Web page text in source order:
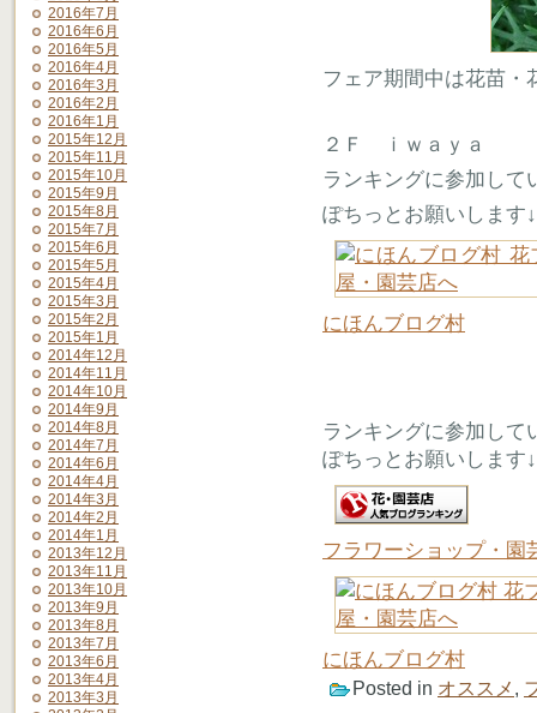
2016年7月
2016年6月
2016年5月
2016年4月
2016年3月
2016年2月
2016年1月
2015年12月
2015年11月
2015年10月
2015年9月
2015年8月
2015年7月
2015年6月
2015年5月
2015年4月
2015年3月
2015年2月
2015年1月
2014年12月
2014年11月
2014年10月
2014年9月
2014年8月
2014年7月
2014年6月
2014年4月
2014年3月
2014年2月
2014年1月
2013年12月
2013年11月
2013年10月
2013年9月
2013年8月
2013年7月
2013年6月
2013年4月
2013年3月
フェア期間中は花苗・
２Ｆ ｉｗａｙａ
ランキングに参加して
ぽちっとお願いします↓
にほんブログ村
ランキングに参加して
ぽちっとお願いします↓
フラワーショップ・園
にほんブログ村
Posted in オススメ ,